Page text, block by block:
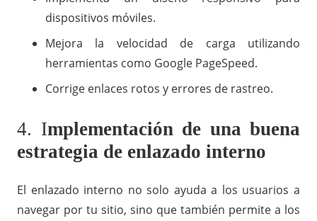
dispositivos móviles.
Mejora la velocidad de carga utilizando
herramientas como Google PageSpeed.
Corrige enlaces rotos y errores de rastreo.
4. Implementación de una buena
estrategia de enlazado interno
El enlazado interno no solo ayuda a los usuarios a
navegar por tu sitio, sino que también permite a los